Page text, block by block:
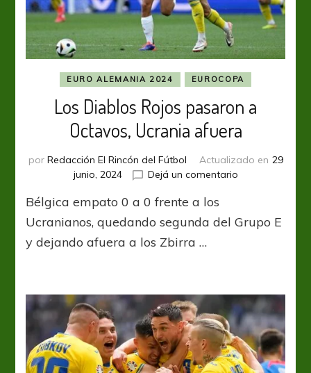
EURO ALEMANIA 2024 EUROCOPA
Los Diablos Rojos pasaron a
Octavos, Ucrania afuera
por Redacción El Rincón del Fútbol Actualizado en 29
junio, 2024
Dejá un comentarioen
Rojos
pasaron
Bélgica empato 0 a 0 frente a los
Ucranianos, quedando segunda del Grupo E
y dejando afuera a los Zbirra …